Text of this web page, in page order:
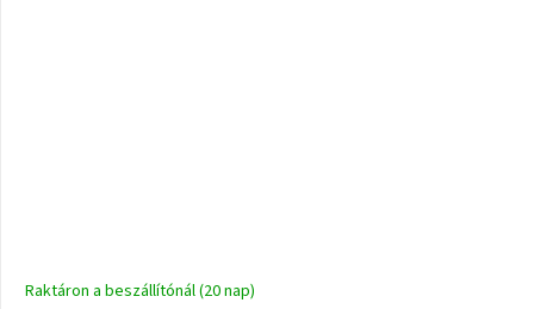
Raktáron a beszállítónál (20 nap)